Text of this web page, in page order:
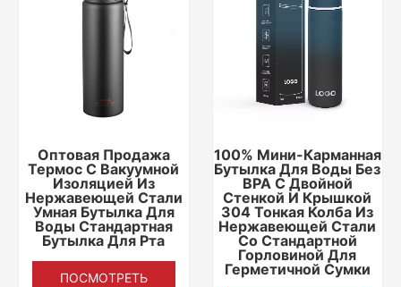
Оптовая Продажа
Термос С Вакуумной
Изоляцией Из
Нержавеющей Стали
Умная Бутылка Для
Воды Стандартная
Бутылка Для Рта
ПОСМОТРЕТЬ
100% Мини-Карманная
Бутылка Для Воды Без
BPA С Двойной
Стенкой И Крышкой
304 Тонкая Колба Из
Нержавеющей Стали
Со Стандартной
Горловиной Для
Герметичной Сумки